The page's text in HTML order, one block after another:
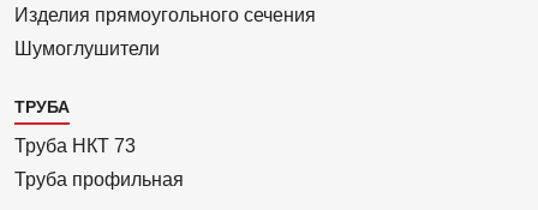
Изделия прямоуголь­ного сечения
Шумоглушители
ТРУБА
Труба НКТ 73
Труба профильная